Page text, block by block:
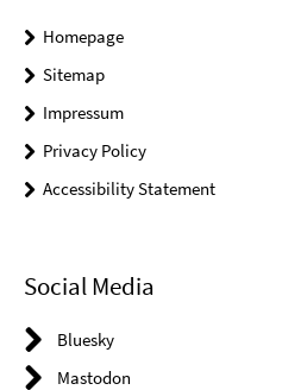
Homepage
Sitemap
Impressum
Privacy Policy
Accessibility Statement
Social Media
Bluesky
Mastodon